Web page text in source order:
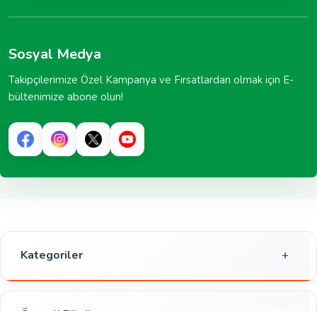
Sosyal Medya
Takipçilerimize Özel Kampanya ve Fırsatlardan olmak için E-
bültenimize abone olun!
Kategoriler
Gıda